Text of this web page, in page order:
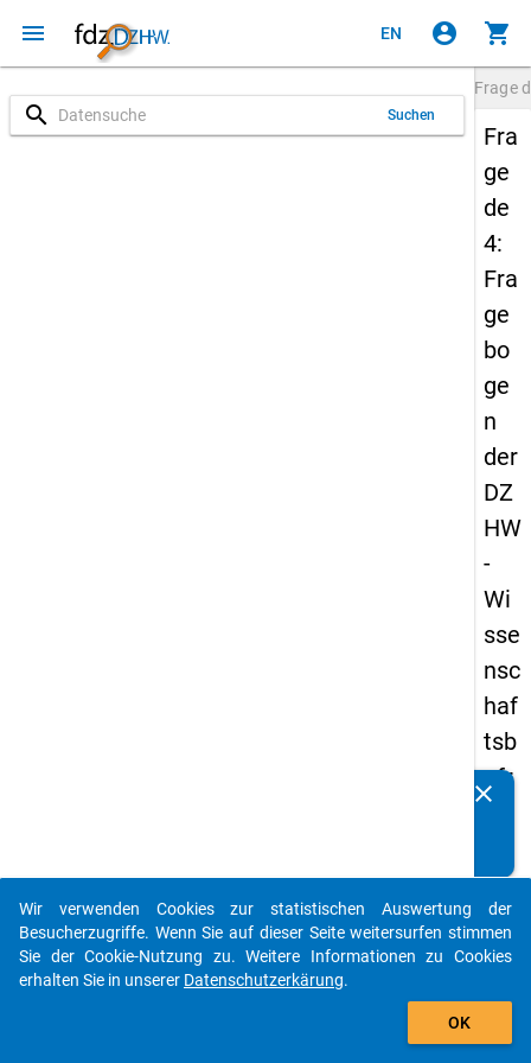
menu EN account_circle shopping_cart
search Suchen
Frage
Fra
ge
de
4:
Fra
ge
bo
ge
n
der
DZ
HW
-
Wi
sse
nsc
haf
tsb
efr
g
20
23
Details
clear
auto_stories
add_shopping_cart
Wir verwenden Cookies zur statistischen Auswertung der
Besucherzugriffe. Wenn Sie auf dieser Seite weitersurfen stimmen
Sie der Cookie-Nutzung zu. Weitere Informationen zu Cookies
erhalten Sie in unserer Datenschutzerkärung.
OK